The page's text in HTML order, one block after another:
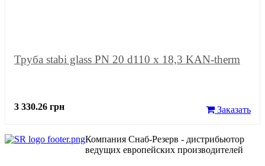
Труба stabi glass PN 20 d110 x 18,3 KAN-therm
3 330.26 грн Заказать
Компания Снаб-Резерв - дистрибьютор
ведущих европейских производителей